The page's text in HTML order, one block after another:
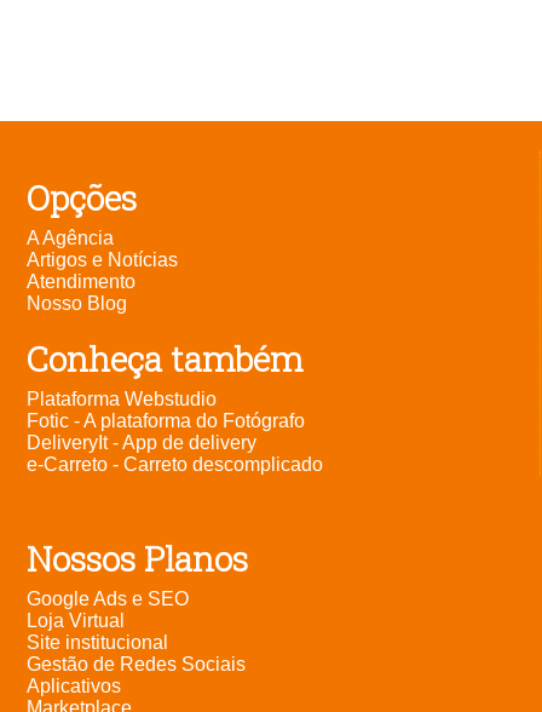
Opções
A Agência
Artigos e Notícias
Atendimento
Nosso Blog
Conheça também
Plataforma Webstudio
Fotic - A plataforma do Fotógrafo
DeliveryIt - App de delivery
e-Carreto - Carreto descomplicado
Nossos Planos
Google Ads e SEO
Loja Virtual
Site institucional
Gestão de Redes Sociais
Aplicativos
Marketplace